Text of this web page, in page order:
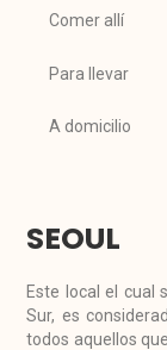
Comer allí
Para llevar
A domicilio
SEOUL
Este local el cual
Sur, es
todos aquellos